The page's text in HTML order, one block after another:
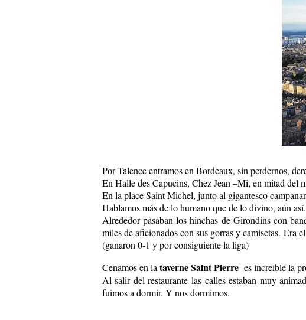
Por Talence entramos en Bordeaux, sin perdernos,
En Halle des Capucins, Chez Jean –Mi, en mitad del
En la place Saint Michel, junto al gigantesco
Hablamos más de lo humano que de lo divino, aún así.
Alrededor pasaban los hinchas de Girondins con
miles de aficionados con sus gorras y camisetas. Era
(ganaron 0-1 y por consiguiente la liga)
Cenamos en la taverne Saint Pierre-es increible la
Al salir del restaurante las calles estaban muy
fuimos a dormir. Y nos dormimos.